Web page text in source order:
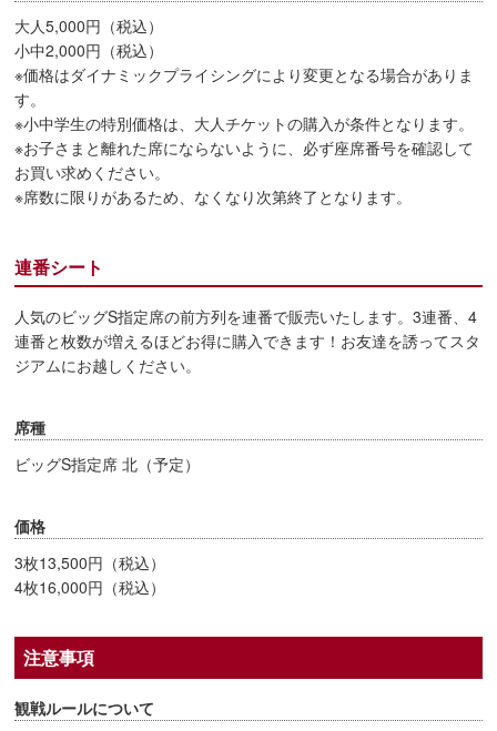
大人5,000円（税込）
小中2,000円（税込）
※価格はダイナミックプライシングにより変更となる場合がありま
す。
※小中学生の特別価格は、大人チケットの購入が条件となります。
※お子さまと離れた席にならないように、必ず座席番号を確認して
お買い求めください。
※席数に限りがあるため、なくなり次第終了となります。
連番シート
人気のビッグS指定席の前方列を連番で販売いたします。3連番、4
連番と枚数が増えるほどお得に購入できます！お友達を誘ってスタ
ジアムにお越しください。
席種
ビッグS指定席 北（予定）
価格
3枚13,500円（税込）
4枚16,000円（税込）
注意事項
観戦ルールについて